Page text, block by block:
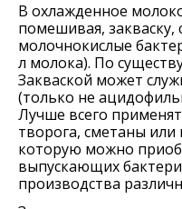
В охлажденное
помешивая,
молочнокислые
л молока). По
Закваской может
(только не
Лучше всего
творога, сметаны или
которую можно
выпускающих
производства